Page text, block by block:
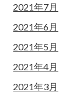
2021年7月
2021年6月
2021年5月
2021年4月
2021年3月